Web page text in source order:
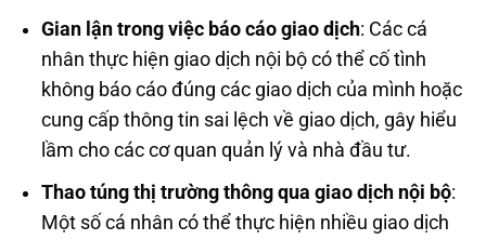
Gian lận trong việc báo cáo giao dịch: Các cá
nhân thực hiện giao dịch nội bộ có thể cố tình
không báo cáo đúng các giao dịch của mình hoặc
cung cấp thông tin sai lệch về giao dịch, gây hiểu
lầm cho các cơ quan quản lý và nhà đầu tư.
Thao túng thị trường thông qua giao dịch nội bộ:
Một số cá nhân có thể thực hiện nhiều giao dịch